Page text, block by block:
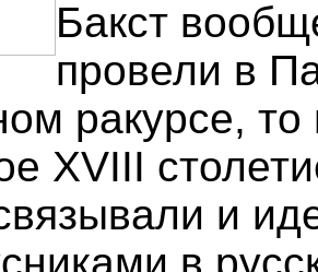
Бакст
провели в
ракурсе,
XVIII
и